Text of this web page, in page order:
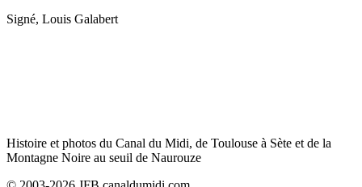
Signé, Louis Galabert
Histoire et photos du Canal du Midi, de Toulouse à Sète et de la
Montagne Noire au seuil de Naurouze